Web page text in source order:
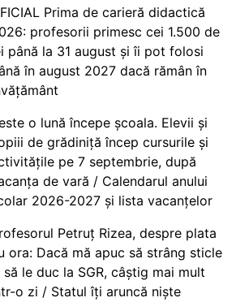
Prima de carieră didactică
profesorii primesc cei 1.500 de
până la 31 august și îi pot folosi
în august 2027 dacă rămân în
o lună începe școala. Elevii și
de grădiniță încep cursurile și
pe 7 septembrie, după
de vară / Calendarul anului
2026-2027 și lista vacanțelor
Petruț Rizea, despre plata
ora: Dacă mă apuc să strâng sticle
să le duc la SGR, câștig mai mult
o zi / Statul îți aruncă niște